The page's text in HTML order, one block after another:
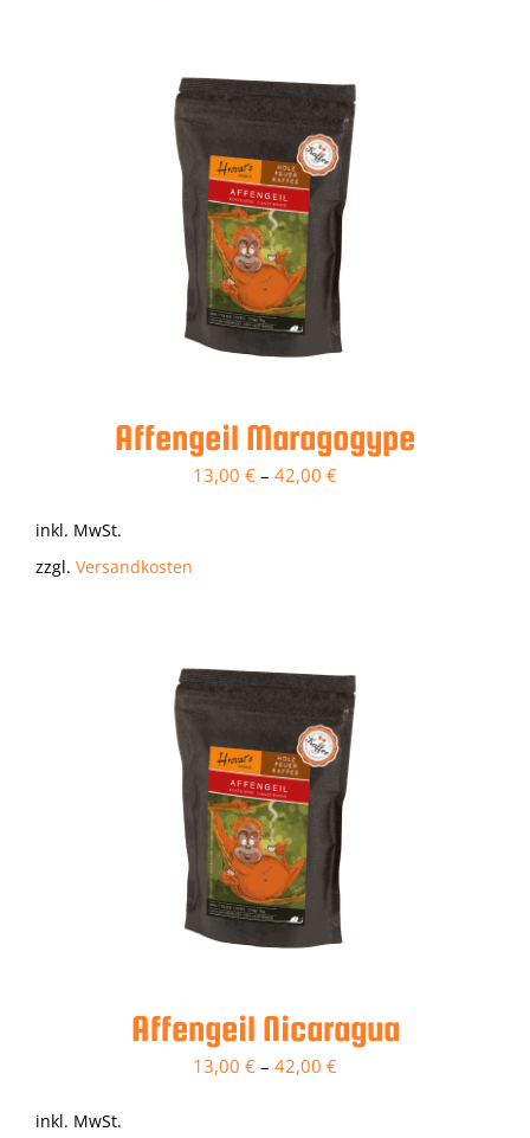
Affengeil Maragogype
13,00 € – 42,00 €
inkl. MwSt.
zzgl. Versandkosten
Affengeil Nicaragua
13,00 € – 42,00 €
inkl. MwSt.